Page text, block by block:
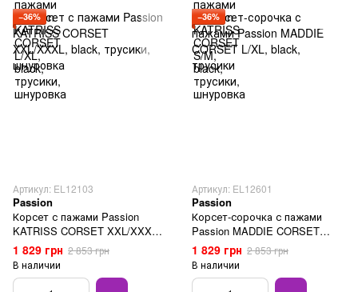
−36%
Артикул: EL12103
Passion
Корсет с пажами Passion
KATRISS CORSET XXL/XXXL,
black, трусики, шнуровка
1 829 грн 2 853 грн
В наличии
−36%
Артикул: EL12601
Passion
Корсет-сорочка с пажами
Passion MADDIE CORSET
L/XL, black, трусики
1 829 грн 2 853 грн
В наличии